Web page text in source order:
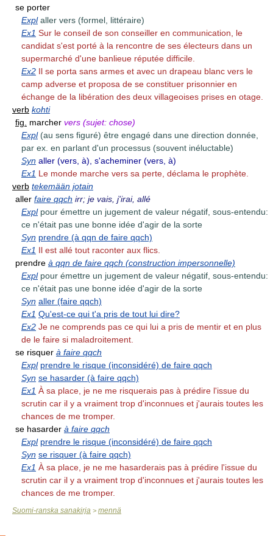
se porter
Expl aller vers (formel, littéraire)
Ex1 Sur le conseil de son conseiller en communication, le
candidat s'est porté à la rencontre de ses électeurs dans un
supermarché d'une banlieue réputée difficile.
Ex2 Il se porta sans armes et avec un drapeau blanc vers le
camp adverse et proposa de se constituer prisonnier en
échange de la libération des deux villageoises prises en otage.
verb kohti
fig.
marcher vers (sujet: chose)
Expl (au sens figuré) être engagé dans une direction donnée,
par ex. en parlant d'un processus (souvent inéluctable)
Syn aller (vers, à), s'acheminer (vers, à)
Ex1 Le monde marche vers sa perte, déclama le prophète.
verb tekemään jotain
aller faire qqch irr; je vais, j'irai, allé
Expl pour émettre un jugement de valeur négatif, sous-entendu:
ce n'était pas une bonne idée d'agir de la sorte
Syn prendre (à qqn de faire qqch)
Ex1 Il est allé tout raconter aux flics.
prendre à qqn de faire qqch (construction impersonnelle)
Expl pour émettre un jugement de valeur négatif, sous-entendu:
ce n'était pas une bonne idée d'agir de la sorte
Syn aller (faire qqch)
Ex1 Qu'est-ce qui t'a pris de tout lui dire?
Ex2 Je ne comprends pas ce qui lui a pris de mentir et en plus
de le faire si maladroitement.
se risquer à faire qqch
Expl prendre le risque (inconsidéré) de faire qqch
Syn se hasarder (à faire qqch)
Ex1 À sa place, je ne me risquerais pas à prédire l'issue du
scrutin car il y a vraiment trop d'inconnues et j'aurais toutes les
chances de me tromper.
se hasarder à faire qqch
Expl prendre le risque (inconsidéré) de faire qqch
Syn se risquer (à faire qqch)
Ex1 À sa place, je ne me hasarderais pas à prédire l'issue du
scrutin car il y a vraiment trop d'inconnues et j'aurais toutes les
chances de me tromper.
Suomi-ranska sanakirja > mennä